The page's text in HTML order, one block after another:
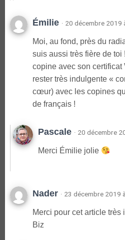
Émilie · 20 décembre 2019
Moi, au fond, près du
suis aussi très fière de toi
copine avec son certificat
rester très indulgente «
cœur) avec les copines
de français !
Pascale · 20 décembre
Merci Émilie jolie
Nader · 23 décembre 2019
Merci pour cet article très
Biz